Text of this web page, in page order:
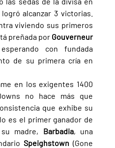
alcanzar 3 victorias.
viviendo sus primeros
preñada por Gouverneur
con fundada
de su primera cría en
en los exigentes 1400
no hace más que
que exhibe su
es el primer ganador de
madre, Barbadia, una
Speighstown (Gone